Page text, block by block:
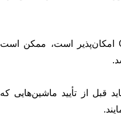
گرچه پچ کردن محصولات متفرقه با استفاده از فناوری‌هایی نظیر Group Policy امکان‌پذیر است، ممکن است
قبل از تأیید ماشین‌هایی که